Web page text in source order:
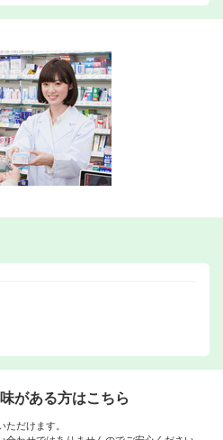
がある方はこちら
だけます。